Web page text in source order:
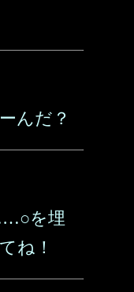
んだ？
を埋
ね！